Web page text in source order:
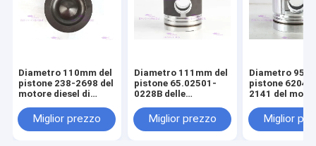
Diametro 110mm del
pistone 238-2698 del
motore diesel di
Miglior prezzo
Diametro 111mm del
pistone 65.02501-
0228B delle
motore di DOOSAN
DE08T
Miglior prezzo
Diametro
pistone 6204-
2141 del
S4D95LE-2
Miglior